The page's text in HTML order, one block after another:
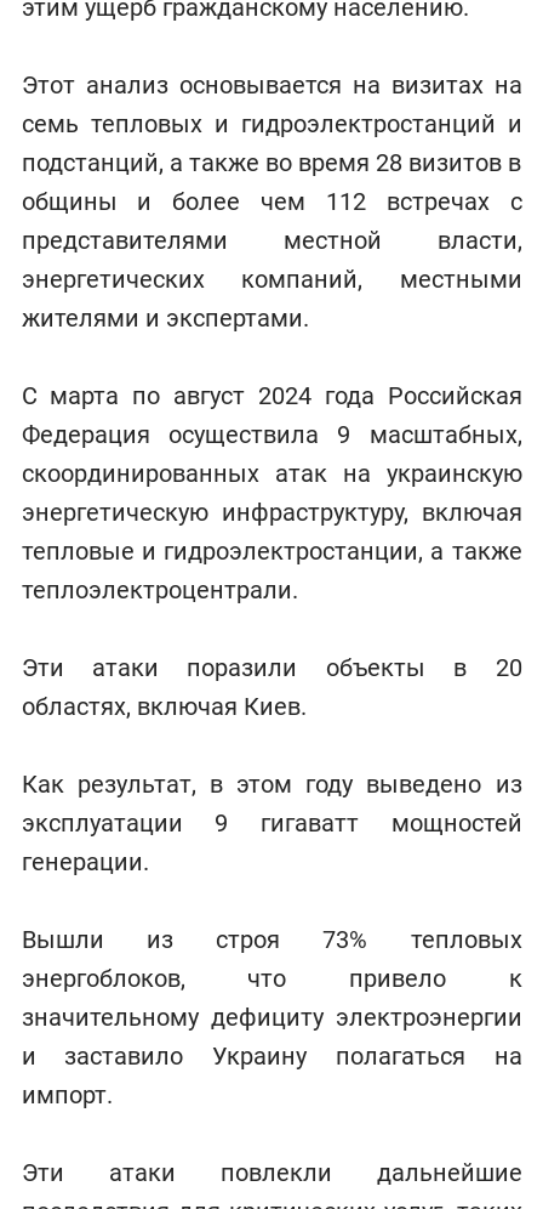
этим ущерб гражданскому населению.
Этот анализ основывается на визитах на
семь тепловых и гидроэлектростанций и
подстанций, а также во время 28 визитов в
общины и более чем 112 встречах с
представителями местной власти,
энергетических компаний, местными
жителями и экспертами.
С марта по август 2024 года Российская
Федерация осуществила 9 масштабных,
скоординированных атак на украинскую
энергетическую инфраструктуру, включая
тепловые и гидроэлектростанции, а также
теплоэлектроцентрали.
Эти атаки поразили объекты в 20
областях, включая Киев.
Как результат, в этом году выведено из
эксплуатации 9 гигаватт мощностей
генерации.
Вышли из строя 73% тепловых
энергоблоков, что привело к
значительному дефициту электроэнергии
и заставило Украину полагаться на
импорт.
Эти атаки повлекли дальнейшие